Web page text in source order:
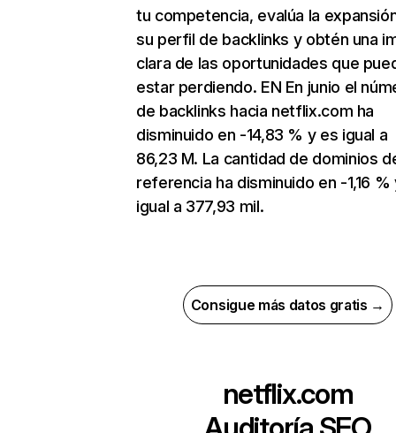
tu competencia, evalúa la
su perfil de backlinks y obtén una
clara de las oportunidades que
estar perdiendo. EN En junio el
de backlinks hacia netflix.com ha
disminuido en -14,83 % y es igual a
86,23 M. La cantidad de dominios
referencia ha disminuido en -1,16 %
igual a 377,93 mil.
Consigue más datos gratis →
netflix.com